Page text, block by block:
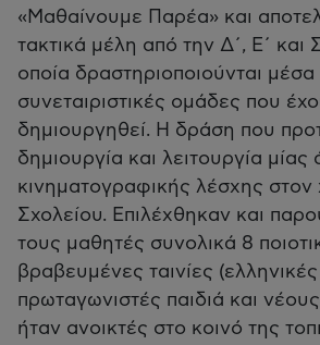
«Μαθαίνουμε Παρέα» και
τακτικά μέλη από την Δ΄, Ε΄ και
οποία δραστηριοποιούνται
συνεταιριστικές ομάδες που
δημιουργηθεί. Η δράση που
δημιουργία και λειτουργία μίας
κινηματογραφικής λέσχης
Σχολείου. Επιλέχθηκαν και
τους μαθητές συνολικά 8
βραβευμένες ταινίες
πρωταγωνιστές παιδιά και
ήταν ανοικτές στο κοινό της